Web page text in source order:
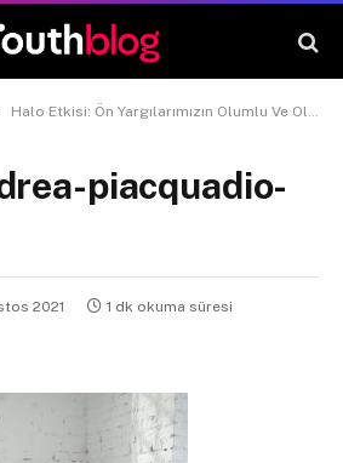
Halo Etkisi: Ön Yargılarımızın Olumlu Ve Olumsuz Sonuçları
piacquadio-
2021 1 dk okuma süresi